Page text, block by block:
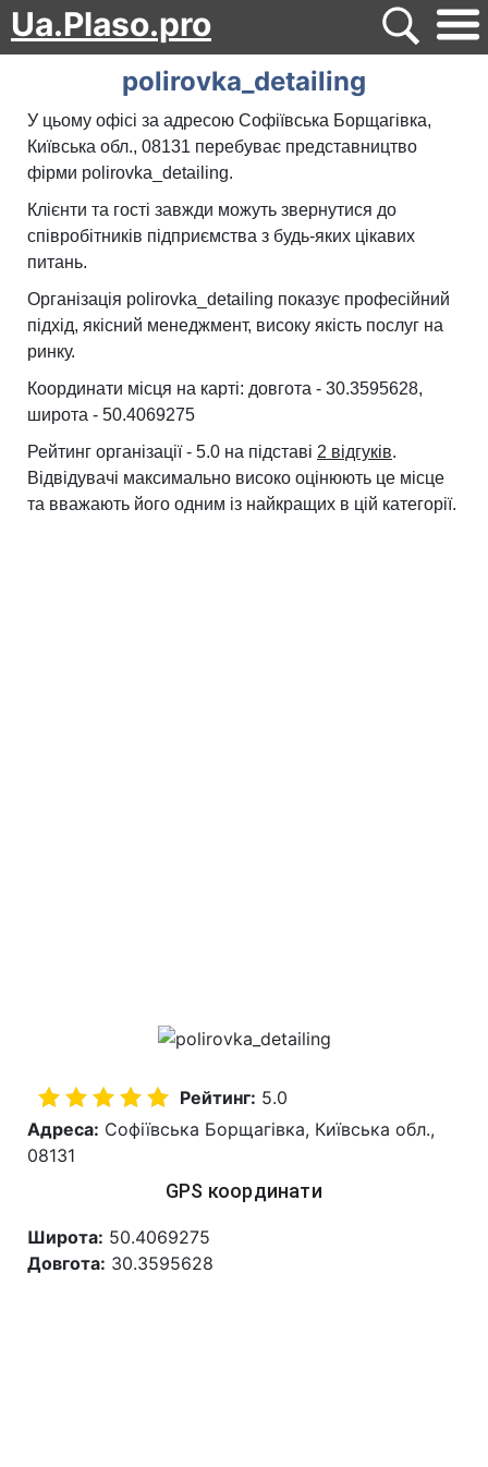
Ua.Plaso.pro
polirovka_detailing
У цьому офісі за адресою Софіївська Борщагівка,
Київська обл., 08131 перебуває представництво
фірми polirovka_detailing.
Клієнти та гості завжди можуть звернутися до
співробітників підприємства з будь-яких цікавих
питань.
Організація polirovka_detailing показує професійний
підхід, якісний менеджмент, високу якість послуг на
ринку.
Координати місця на карті: довгота - 30.3595628,
широта - 50.4069275
Рейтинг організації - 5.0 на підставі 2 відгуків.
Відвідувачі максимально високо оцінюють це місце
та вважають його одним із найкращих в цій категорії.
Рейтинг: 5.0
Адреса: Софіївська Борщагівка, Київська обл.,
08131
GPS координати
Широта: 50.4069275
Довгота: 30.3595628